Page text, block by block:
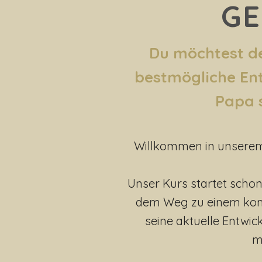
Du möchtest
bestmögliche
Papa
Willkommen in
Unser Kurs startet
dem Weg zu einem
seine aktuelle